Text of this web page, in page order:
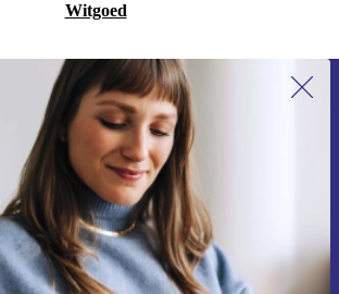
Witgoed
Meld je aan voor onze nieuwsbrief en
ontvang €15 korting!
Mis nooit meer een aanbieding.
Voucher aanvragen